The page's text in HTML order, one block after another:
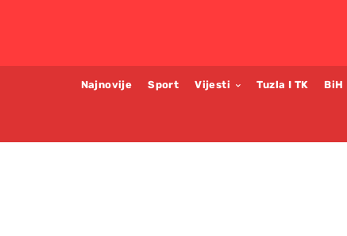
Najnovije Sport Vijesti Tuzla I TK BiH